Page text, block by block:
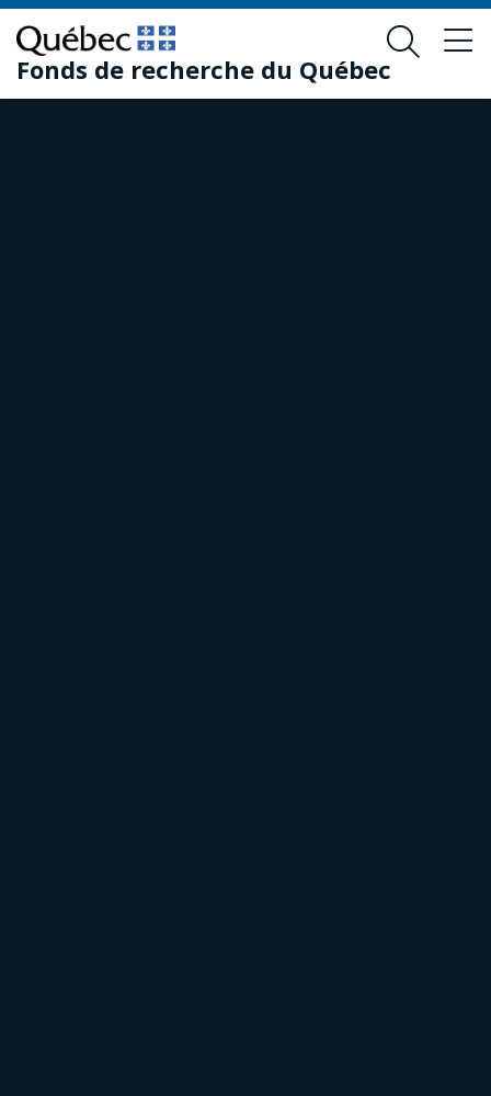
Passer
au
contenu
principal
Passer
au
pied
de
Fonds de recherche du Québec